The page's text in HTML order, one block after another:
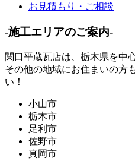
お見積もり・ご相談
-施工エリアのご案内-
関口平蔵瓦店は、 栃木県を中
その他の地域にお住まいの方
い！
小山市
栃木市
足利市
佐野市
真岡市